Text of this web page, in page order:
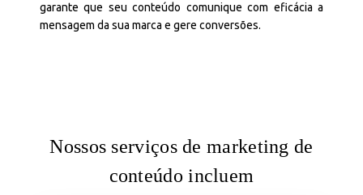
garante que seu conteúdo comunique com eficácia a
mensagem da sua marca e gere conversões.
Nossos serviços de marketing de
conteúdo incluem